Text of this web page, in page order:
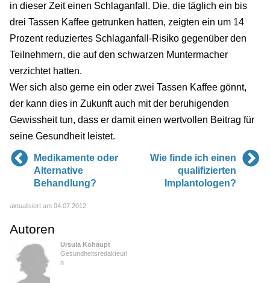
in dieser Zeit einen Schlaganfall. Die, die täglich ein bis
drei Tassen Kaffee getrunken hatten, zeigten ein um 14
Prozent reduziertes Schlaganfall-Risiko gegenüber den
Teilnehmern, die auf den schwarzen Muntermacher
verzichtet hatten.
Wer sich also gerne ein oder zwei Tassen Kaffee gönnt,
der kann dies in Zukunft auch mit der beruhigenden
Gewissheit tun, dass er damit einen wertvollen Beitrag für
seine Gesundheit leistet.
Medikamente oder
Alternative
Behandlung?
Wie finde ich einen
qualifizierten
Implantologen?
aktualisiert am 04.07.2012
Autoren
Ursula Kohaupt
Gesundheitsredakteuri
n